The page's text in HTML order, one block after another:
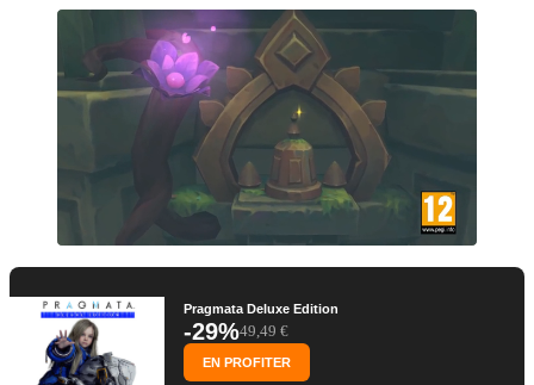
Pragmata Deluxe Edition
-29%49,49 €
EN PROFITER